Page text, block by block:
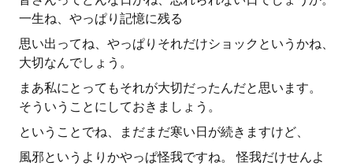
一生ね、やっぱり記憶に残る
思い出ってね、やっぱりそれだけショックというかね、
大切なんでしょう。
まあ私にとってもそれが大切だったんだと思います。
そういうことにしておきましょう。
ということでね、まだまだ寒い日が続きますけど、
風邪というよりかやっぱ怪我ですね。 怪我だけせんよ